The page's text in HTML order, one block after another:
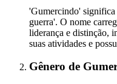
'Gumercindo' significa
guerra'. O nome
liderança e distinção,
suas atividades e
Gênero de